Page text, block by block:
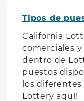
Tipos de
California
comerciales
dentro de
puestos
los
Lottery aquí!